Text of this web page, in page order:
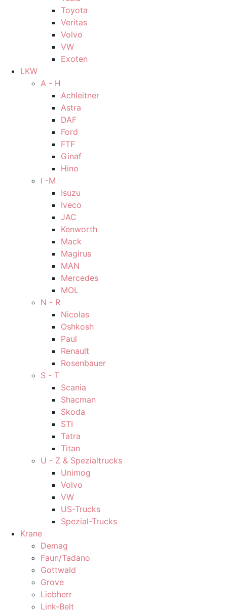
Toyota
Veritas
Volvo
VW
Exoten
LKW
A - H
Achleitner
Astra
DAF
Ford
FTF
Ginaf
Hino
I -M
Isuzu
Iveco
JAC
Kenworth
Mack
Magirus
MAN
Mercedes
MOL
N - R
Nicolas
Oshkosh
Paul
Renault
Rosenbauer
S - T
Scania
Shacman
Skoda
STI
Tatra
Titan
U - Z & Spezialtrucks
Unimog
Volvo
VW
US-Trucks
Spezial-Trucks
Krane
Demag
Faun/Tadano
Gottwald
Grove
Liebherr
Link-Belt